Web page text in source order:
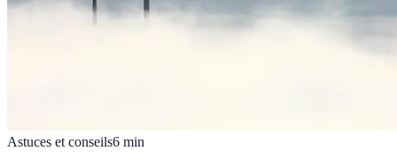
Astuces et conseils6 min